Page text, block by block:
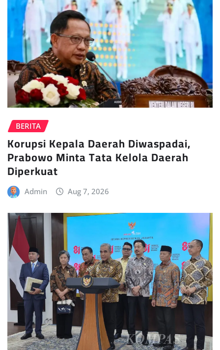
BERITA
Korupsi Kepala Daerah Diwaspadai,
Prabowo Minta Tata Kelola Daerah
Diperkuat
Admin Aug 7, 2026